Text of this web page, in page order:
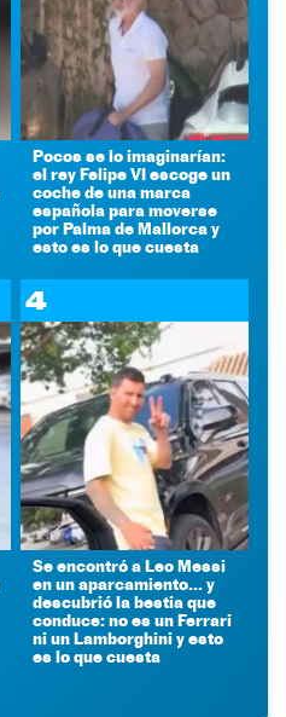
Pocos se lo imaginarían:
el rey Felipe VI escoge un
coche de una marca
española para moverse
por Palma de Mallorca y
esto es lo que cuesta
4
Se encontró a Leo Messi
en un aparcamiento... y
descubrió la bestia que
conduce: no es un Ferrari
ni un Lamborghini y esto
es lo que cuesta